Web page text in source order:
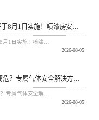
2026-08-05
钢管厂高温高压高危？专属气体安全解决方案，降低安全隐患！
2026-08-05